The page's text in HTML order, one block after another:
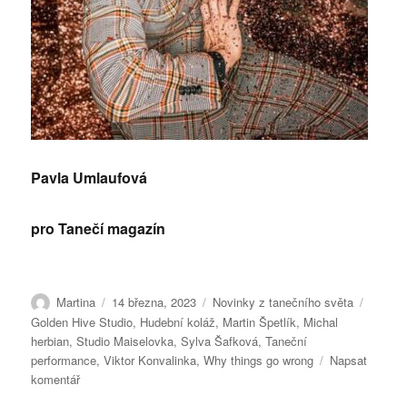
Pavla Umlaufová
pro Tanečí magazín
Autor:
Martina Publikováno:
14 března, 2023 Rubriky:
Novinky z tanečního světa
Golden Hive Studio, Hudební koláž, Martin Špetlík, Michal
herbian,Studio Maiselovka,Sylva Šafková,Taneční
performance,Viktor Konvalinka,Why things go wrong
Napsat
komentářpro